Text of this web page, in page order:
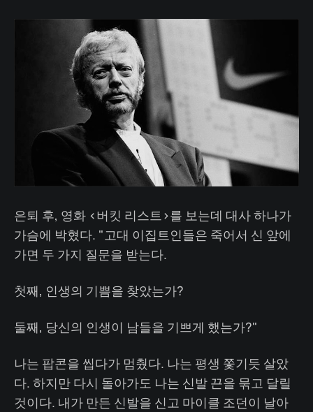
은퇴 후, 영화 <버킷 리스트>를 보는데 대사 하나가
가슴에 박혔다. "고대 이집트인들은 죽어서 신 앞에
가면 두 가지 질문을 받는다.
첫째, 인생의 기쁨을 찾았는가?
둘째, 당신의 인생이 남들을 기쁘게 했는가?"
나는 팝콘을 씹다가 멈췄다. 나는 평생 쫓기듯 살았
다. 하지만 다시 돌아가도 나는 신발 끈을 묶고 달릴
것이다. 내가 만든 신발을 신고 마이클 조던이 날아